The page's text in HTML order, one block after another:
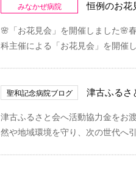
みなかぜ病院 恒例のお
🌸「お花見会」を開催しました🌸
科主催による「お花見会」を開催
聖和記念病院ブログ 津古ふるさ
津古ふるさと会へ活動協力金をお
然や地域環境を守り、次の世代へ